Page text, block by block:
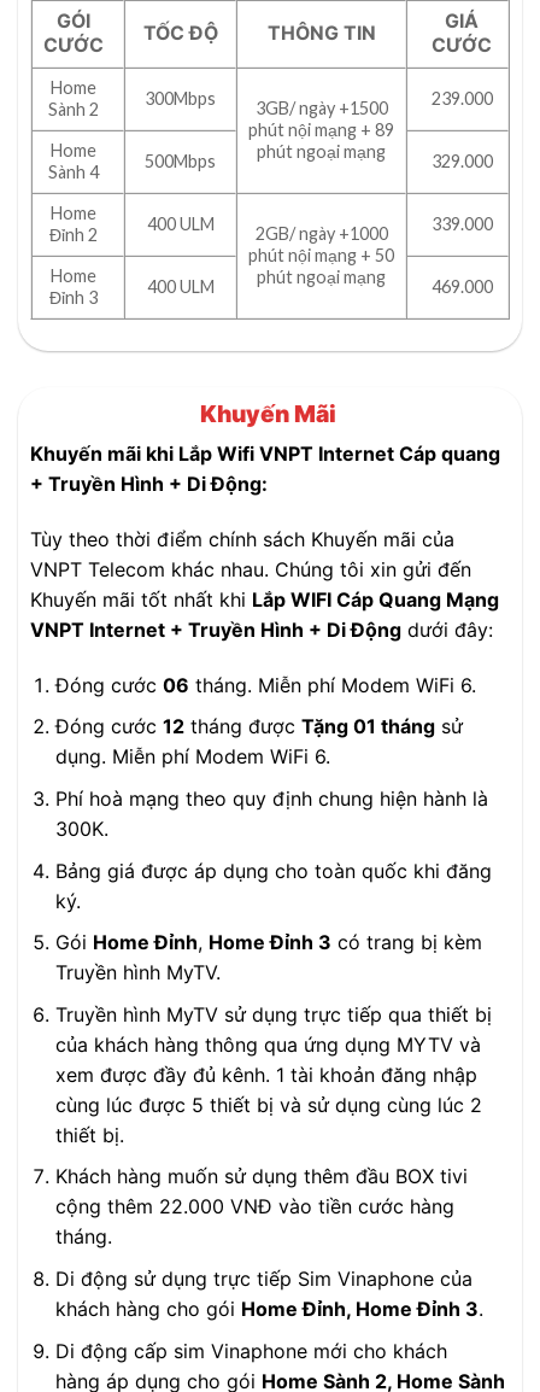
GÓI
CƯỚC
TỐC ĐỘ THÔNG TIN
GIÁ
CƯỚC
Home
Sành 2
300Mbps
3GB/ ngày +1500
phút nội mạng + 89
phút ngoại mạng
239.000
Home
Sành 4
500Mbps 329.000
Home
Đỉnh 2
400 ULM
2GB/ ngày +1000
phút nội mạng + 50
phút ngoại mạng
339.000
Home
Đỉnh 3
400 ULM 469.000
Khuyến Mãi
Khuyến mãi khi Lắp Wifi VNPT Internet Cáp quang
+ Truyền Hình + Di Động:
Tùy theo thời điểm chính sách Khuyến mãi của
VNPT Telecom khác nhau. Chúng tôi xin gửi đến
Khuyến mãi tốt nhất khi Lắp WIFI Cáp Quang Mạng
VNPT Internet + Truyền Hình + Di Động dưới đây:
Đóng cước 06 tháng. Miễn phí Modem WiFi 6.
Đóng cước 12tháng được Tặng 01 thángsử
dụng. Miễn phí Modem WiFi 6.
Phí hoà mạng theo quy định chung hiện hành là
300K.
Bảng giá được áp dụng cho toàn quốc khi đăng
ký.
Gói Home Đỉnh, Home Đỉnh 3 có trang bị kèm
Truyền hình MyTV.
Truyền hình MyTV sử dụng trực tiếp qua thiết bị
của khách hàng thông qua ứng dụng MYTV và
xem được đầy đủ kênh. 1 tài khoản đăng nhập
cùng lúc được 5 thiết bị và sử dụng cùng lúc 2
thiết bị.
Khách hàng muốn sử dụng thêm đầu BOX tivi
cộng thêm 22.000 VNĐ vào tiền cước hàng
tháng.
Di động sử dụng trực tiếp Sim Vinaphone của
khách hàng cho gói Home Đỉnh, Home Đỉnh 3.
Di động cấp sim Vinaphone mới cho khách
hàng áp dụng cho gói Home Sành 2, Home Sành